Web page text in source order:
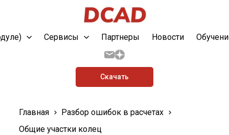
Сервисы Партнеры Новости
Скачать
Главная
Разбор ошибок в расчетах
Общие участки колец